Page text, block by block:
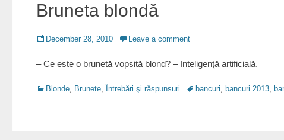
Bruneta blondă
Posted
December 28, 2010 Leave a comment
– Ce este o brunetă vopsită blond? – Inteligenţă artificială.
Categories
Blonde, Brunete, Întrebări şi răspunsuri Tagsbancuri, bancuri 2013,